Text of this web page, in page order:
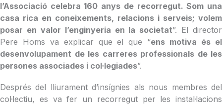
l’Associació celebra 160 anys de recorregut. Som una
casa rica en coneixements, relacions i serveis; volem
posar en valor l’enginyeria en la societat”. El director
Pere Homs va explicar que el que “ens motiva és el
desenvolupament de les carreres professionals de les
persones associades i col·legiades”.
Després del lliurament d’insígnies als nous membres del
col·lectiu, es va fer un recorregut per les instal·lacions